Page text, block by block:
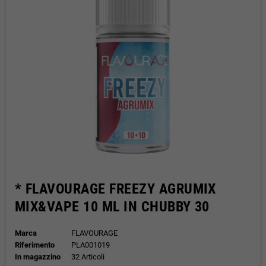
* FLAVOURAGE FREEZY AGRUMIX
MIX&VAPE 10 ML IN CHUBBY 30
Marca
FLAVOURAGE
Riferimento
PLA001019
In magazzino
32 Articoli